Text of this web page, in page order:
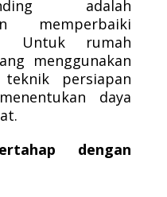
adalah
memperbaiki
Untuk rumah
menggunakan
persiapan
daya
dengan